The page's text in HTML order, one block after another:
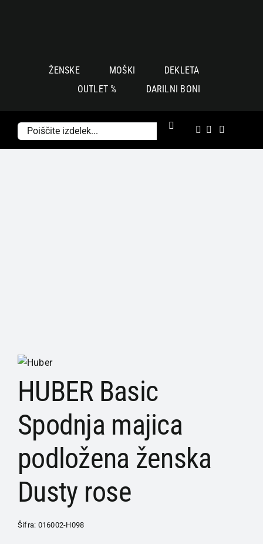
ŽENSKE MOŠKI
DEKLETA
OUTLET %
DARILNI BONI
HUBER Basic
Spodnja majica
podložena ženska
Dusty rose
Šifra: 016002-H098